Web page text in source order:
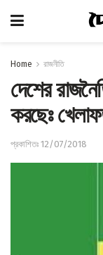
Home রাজনীতি
দেশের
করছেঃ
প্রকাশিতঃ 12/07/2018